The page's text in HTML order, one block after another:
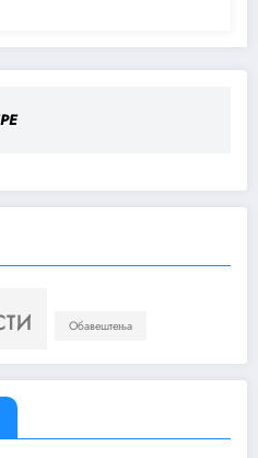
Обавештења